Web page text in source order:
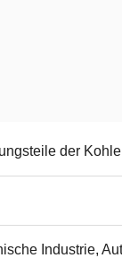
der
Industrie,